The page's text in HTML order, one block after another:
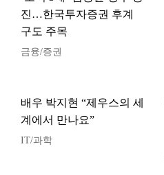
진…한국투자증권 후계
구도 주목
금융/증권
배우 박지현 “제우스의 세
계에서 만나요”
IT/과학